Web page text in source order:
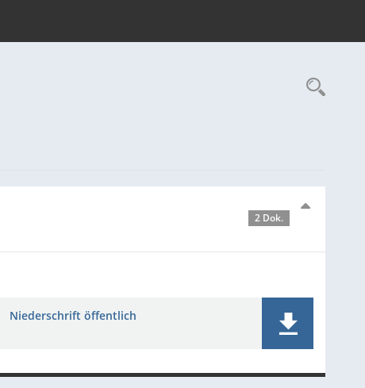
2 Dok.
Niederschrift öffentlich